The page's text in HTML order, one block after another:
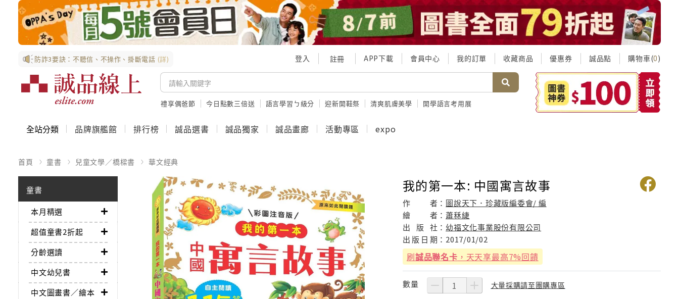
防詐3要訣：不聽信、不操作、掛斷電話 (詳) 登入 註冊 APP下載 會員中心 我的訂單 收藏商品 優惠券 誠品點 購物車(0)
禮享偶爸節 今日點數三倍送 語言學習ㄅ級分 迎新開鞋祭 清爽肌膚美學 開學語言考用展
全站分類 品牌旗艦館 排行榜 誠品選書 誠品獨家 誠品畫廊 活動專區 expo
首頁 童書 兒童文學／橋樑書 華文經典
童書
本月精選
超值童書2折起
分齡選讀
中文幼兒書
中文圖畫書／繪本
我的第一本: 中國寓言故事
作 者： 圖說天下．珍藏版編委會/ 編
繪
者：蕭秝緁
出
版 社： 幼福文化事業股份有限公司
出 版 日 期： 2017/01/02
刷誠品聯名卡 ，天天享最高7%回饋
數量 大量採購請至團購專區